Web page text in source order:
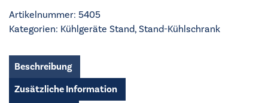
KT1408
Menge
Artikelnummer: 5405
Kategorien: Kühlgeräte Stand, Stand-Kühlschrank
Beschreibung
Zusätzliche Information